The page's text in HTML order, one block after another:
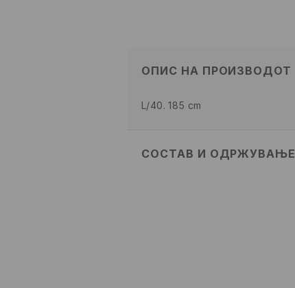
ОПИС НА ПРОИЗВОДОТ
L/40. 185 cm
СОСТАВ И ОДРЖУВАЊЕ